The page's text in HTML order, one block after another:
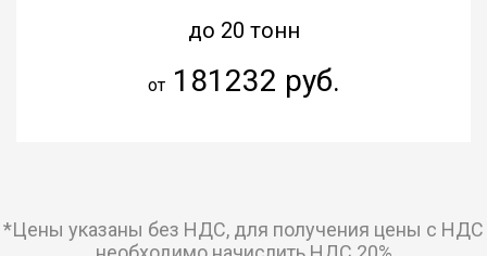
до 20 тонн
от181232 руб.
*Цены указаны без НДС, для получения цены с НДС